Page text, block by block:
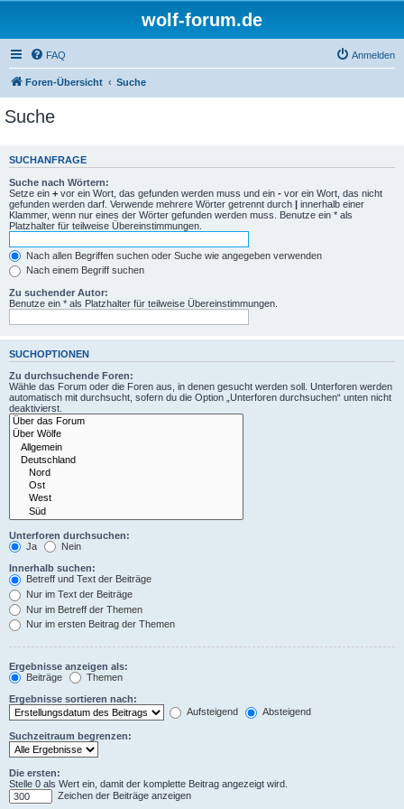
wolf-forum.de
FAQ Anmelden
Foren-Übersicht Suche
Suche
SUCHANFRAGE
Suche nach Wörtern:
Setze ein + vor ein Wort, das gefunden werden muss und ein - vor ein Wort, das nicht
gefunden werden darf. Verwende mehrere Wörter getrennt durch | innerhalb einer
Klammer, wenn nur eines der Wörter gefunden werden muss. Benutze ein * als
Platzhalter für teilweise Übereinstimmungen.
Nach allen Begriffen suchen oder Suche wie angegeben verwenden
Nach einem Begriff suchen
Zu suchender Autor:
Benutze ein * als Platzhalter für teilweise Übereinstimmungen.
SUCHOPTIONEN
Zu durchsuchende Foren:
Wähle das Forum oder die Foren aus, in denen gesucht werden soll. Unterforen werden
automatisch mit durchsucht, sofern du die Option „Unterforen durchsuchen“ unten nicht
deaktivierst.
Unterforen durchsuchen:
Ja
Nein
Innerhalb suchen:
Betreff und Text der Beiträge
Nur im Text der Beiträge
Nur im Betreff der Themen
Nur im ersten Beitrag der Themen
Ergebnisse anzeigen als:
Beiträge
Themen
Ergebnisse sortieren nach:
Aufsteigend
Absteigend
Suchzeitraum begrenzen:
Die ersten:
Stelle 0 als Wert ein, damit der komplette Beitrag angezeigt wird.
Zeichen der Beiträge anzeigen